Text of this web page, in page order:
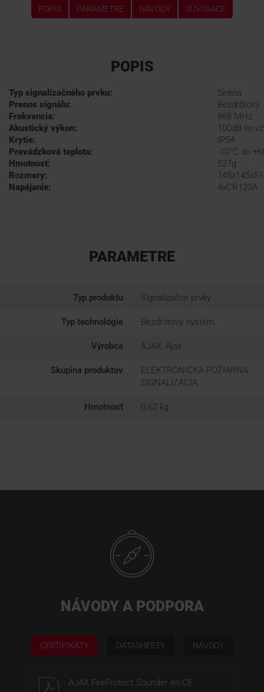
POPIS PARAMETRE NÁVODY SÚVISIACE
POPIS
Typ signalizačného prvku:
Siréna
Prenos signálu:
Bezdrôtový
Frekvencia:
868 MHz
Akustický výkon:
100dB vo
Krytie:
IP54
Prevádzková teplota:
-10°C do
Hmotnosť:
527g
Rozmery:
Napájanie:
4xCR123A
PARAMETRE
Typ produktu Signalizačné prvky
Typ technológie Bezdrôtový systém
Výrobca AJAX, Ajax
Skupina produktov
ELEKTRONICKÁ POŽIARNA
SIGNALIZÁCIA
Hmotnosť 0.62 kg
NÁVODY A PODPORA
CERTIFIKÁTY DATASHEETY NÁVODY
AJAX FireProtect Sounder en CE